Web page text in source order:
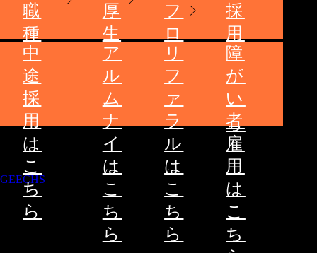
職
種
厚
生
フ
ロ
ー
採
用
は
こ
ち
ら
中
途
採
用
は
こ
ち
ら
ア
ル
ム
ナ
イ
は
こ
ち
ら
リ
フ
ァ
ラ
ル
は
こ
ち
ら
障
が
い
者
雇
用
は
こ
ち
GEECHS